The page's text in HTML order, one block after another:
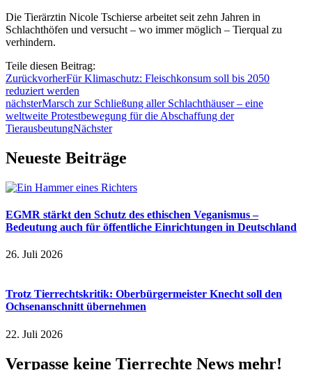
Die Tierärztin Nicole Tschierse arbeitet seit zehn Jahren in
Schlachthöfen und versucht – wo immer möglich – Tierqual zu
verhindern.
Teile diesen Beitrag:
ZurückvorherFür Klimaschutz: Fleischkonsum soll bis 2050
reduziert werden
nächsterMarsch zur Schließung aller Schlachthäuser – eine
weltweite Protestbewegung für die Abschaffung der
TierausbeutungNächster
Neueste Beiträge
EGMR stärkt den Schutz des ethischen Veganismus –
Bedeutung auch für öffentliche Einrichtungen in Deutschland
26. Juli 2026
Trotz Tierrechtskritik: Oberbürgermeister Knecht soll den
Ochsenanschnitt übernehmen
22. Juli 2026
Verpasse keine Tierrechte News mehr!